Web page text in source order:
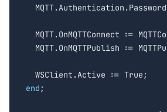
MQTT.OnMQTTConnect :=
MQTT.OnMQTTPublish :=
end ;